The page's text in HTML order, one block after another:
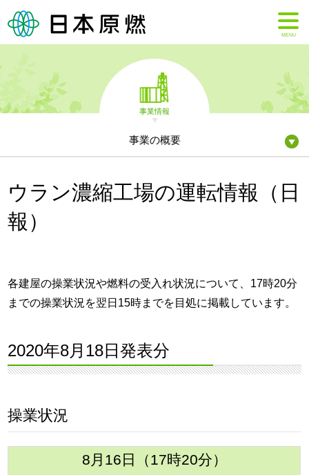
MENU
事業情報
事業の概要
ウラン濃縮工場の運転情報（日
報）
各建屋の操業状況や燃料の受入れ状況について、17時20分
までの操業状況を翌日15時までを目処に掲載しています。
2020年8月18日発表分
操業状況
8月16日（17時20分）